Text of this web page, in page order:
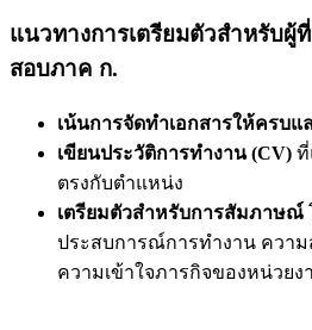
แนวทางการเตรียมตัวสำหรับผู้
สอบภาค ก.
เน้นการจัดทำเอกสารให้ครบแ
เขียนประวัติการทำงาน (CV) ที่
ตรงกับตำแหน่ง
เตรียมตัวสำหรับการสัมภาษณ์
ประสบการณ์การทำงาน ควา
ความเข้าใจภารกิจของหน่วยง